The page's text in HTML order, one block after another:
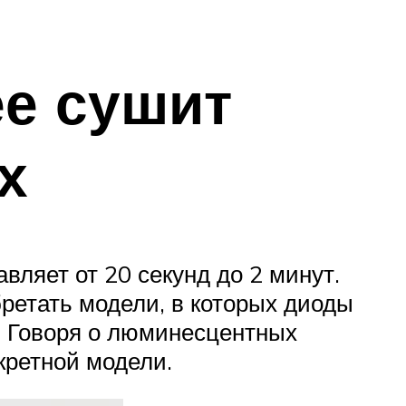
сушит
от 20 секунд до 2 минут.
модели, в которых диоды
Говоря о люминесцентных
модели.